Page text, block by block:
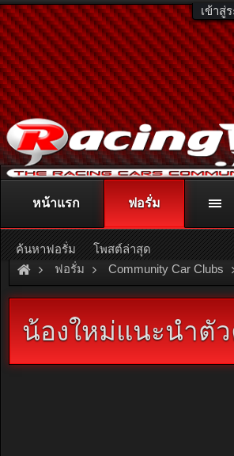
เข้าสู่
ติดต่อลงโฆษณา racingweb@gmail.comหรื
หรืออ่านรายละเอียดเพิ่มเติม
ฟอรั่ม Community Car Clubs
Nissan Car Clubs Sunny Thailand
น้องใหม่แนะนำตั
หน้าแรก ฟอรั่ม
ค้นหาฟอรั่ม โพสต์ล่าสุด